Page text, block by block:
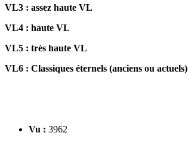
VL3 : assez haute VL
VL4 : haute VL
VL5 : très haute VL
VL6 : Classiques éternels (anciens ou actuels)
Vu : 3962